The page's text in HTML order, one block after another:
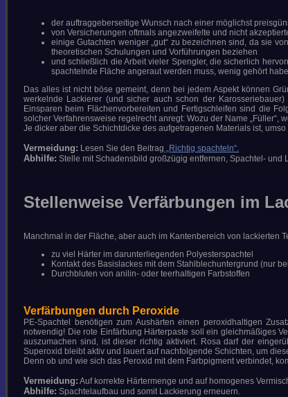
der auftraggeberseitige Wunsch nach einer möglichst
von Versicherungen oftmals angezweifelte und nicht
einige Gutachten weniger „gut“ zu bezeichnen sind, da sie
theoretischen Schulungen und Vorführungen beziehen
und schließlich die Arbeit vieler Spengler, die sicherlich
spachtelnde Fläche angeraut werden muss, wenig gehört
Das alles ist nicht böse gemeint, denn bei jedem Aspekt können
werkelnde Lackierer (und sicher auch schon der
Einsparen beim Flächenvorbereiten und Fertigschleifen sind die
solcher Verfahrensweise regelrecht anregt: Wozu der Name „Füller“,
Je dicker aber die Schichtdicke des aufgetragenen Materials ist,
Vermeidung: Lesen Sie den Beitrag „Richtig spachteln“.
Abhilfe: Stelle mit Schadensbild großzügig entfernen, Spachtel- und
Stellenweise Verfärbungen im
Manchmal in der Fläche, aber auch im Kantenbereich von lackierten
zu viel Härter im darunterliegenden Polyesterspachtel
Kontakt des Basislackes mit dem Stahlblechuntergrund (nur
Durchbluten von anilin- oder teerhaltigen Farbstoffen
Verfärbungen durch Peroxide
PE-Spachtel benötigen zum Aushärten einen peroxidhaltigen
notwendig! Die rote Einfärbung Härterpaste soll ein gleichmäßiges
auszumachen sind, ist dieser richtig aktiviert. Rosa darf der
Superoxid bleibt aktiv und lauert auf nachfolgende Schichten, um
Denn ob und wie sich das Peroxid mit dem Farbpigment verbindet,
Vermeidung: Auf korrekte Härtermenge und auf homogenes
Abhilfe: Spachtelaufbau und somit Lackierung erneuern.
L A C K I E R F E H L E R
KONTAKT
030-541 80 00
SUCHE
IMPRESSUM/DATENSCHUTZ